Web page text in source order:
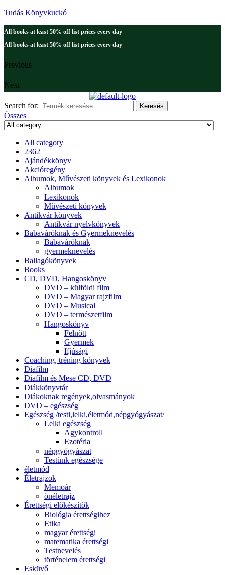
Tudás Könyvkuckó
All books at least 50% off list prices every day
All books at least 50% off list prices every day
Previous
Next
Search for: Keresés
Összes
All category
2362
Ajándékkönyv
Akcióregény
Albumok, Művészeti könyvek és Lexikonok
Albumok
Lexikonok
Művészeti könyvek
Antikvár könyvek
Antikvár nyelvkönyvek
Babaváróknak és Gyermeknevelés
Babaváróknak
gyermeknevelés
Ballagókönyvek
Books
CD, DVD, Hangoskönyv
DVD – külföldi film
DVD – Magyar rajzfilm
DVD – Musical
DVD – természetfilm
Hangoskönyv
Felnőtt
Gyermek
Ifjúsági
Coaching, tréning könyvek
Diafilm
Diafilm és Mese CD, DVD
Diákkönyvtár
Diákoknak regények,olvasmányok
DVD – egészség
Egészség /testi,lelki,életmód,népgyógyászat/
Lelki egészség
Agykontroll
Ezotéria
népgyógyászat
Testünk egészsége
életmód
Életrajzok
Memoár
önéletrajz
Érettségi előkészítők
Biológia érettségihez
Etika
magyar érettségi
matematika érettségi
Testnevelés
történelem érettségi
Esküvő